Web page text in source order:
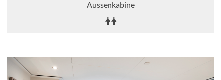
Aussenkabine
AUSWÄHLEN
KABINE
ANFRAGEN